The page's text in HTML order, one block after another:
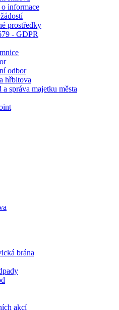
o informace
prostředky
- GDPR
odbor
hřbitova
a správa majetku města
brána
akcí